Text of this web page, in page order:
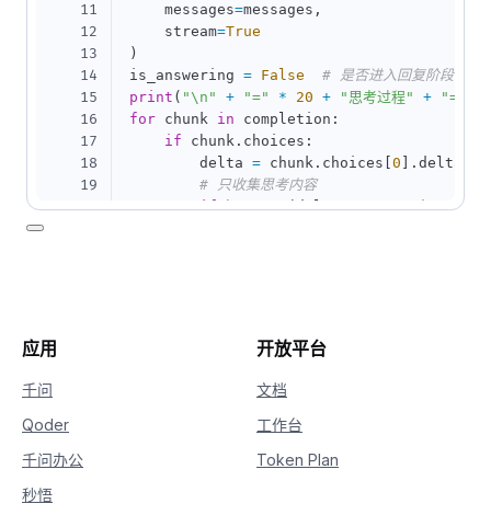
11
12
13
14
15
16
17
18
19
20
    messages
=messages ,
    stream
=True
)
is_answering = False
# 是否进入回复阶段
print ( "\n" + "=" * 20 + "思考过程" + "="
for chunk in completion :
if chunk . choices :
        delta
= chunk . choices 0 . delta
# 只收集思考内容
if hasattr(delta,
print (
                is_answering
print(
应用
千问
Qoder
千问办公
秒悟
开放平台
文档
工作台
Token Plan